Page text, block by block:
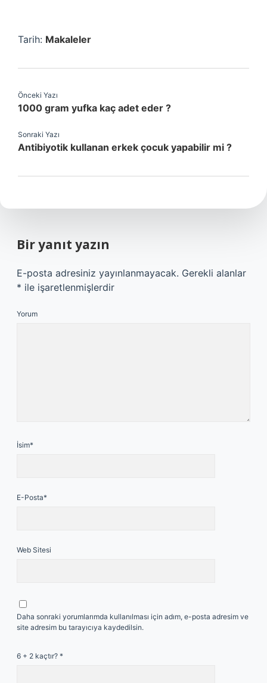
Tarih: Makaleler
Önceki Yazı
1000 gram yufka kaç adet eder ?
Sonraki Yazı
Antibiyotik kullanan erkek çocuk yapabilir mi ?
Bir yanıt yazın
E-posta adresiniz yayınlanmayacak. Gerekli alanlar
* ile işaretlenmişlerdir
Yorum
İsim*
E-Posta*
Web Sitesi
Daha sonraki yorumlarımda kullanılması için adım, e-posta adresim ve
site adresim bu tarayıcıya kaydedilsin.
6 + 2 kaçtır? *